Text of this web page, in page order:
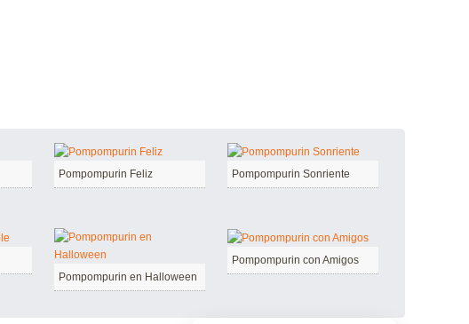
Pompompurin Feliz Pompompurin Sonriente
Pompompurin en Halloween
Pompompurin con Amigos